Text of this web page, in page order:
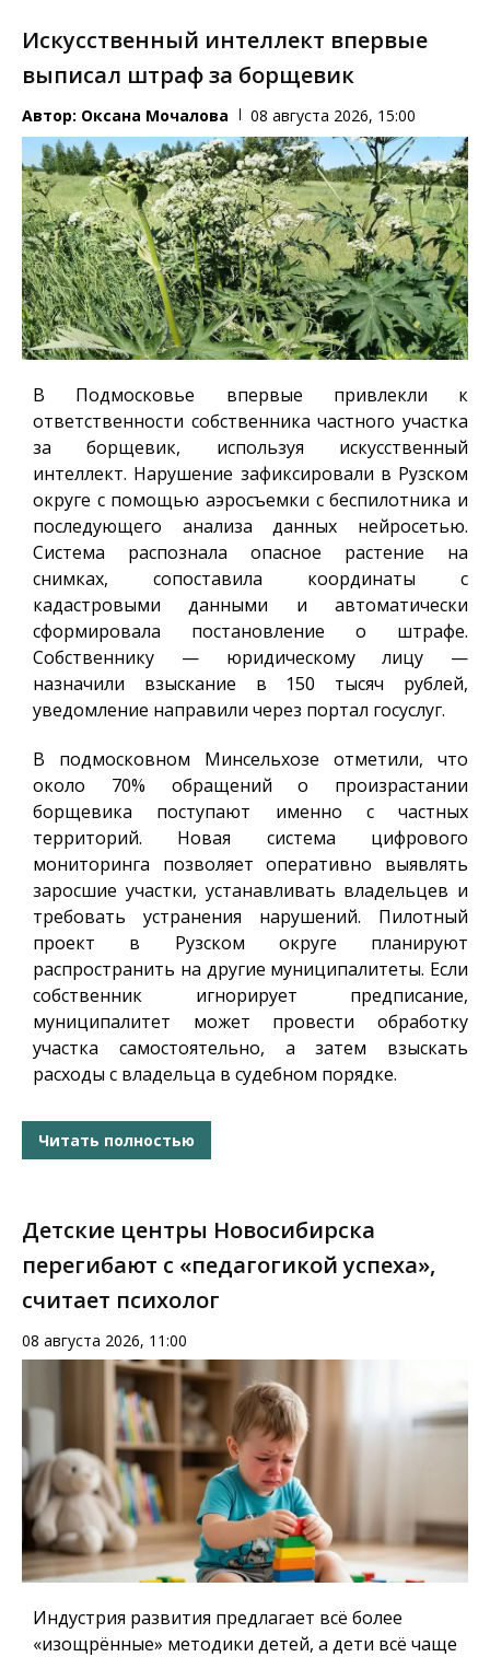
Искусственный интеллект впервые
выписал штраф за борщевик
Автор: Оксана Мочалова 08 августа 2026, 15:00
В Подмосковье впервые привлекли к
ответственности собственника частного участка
за борщевик, используя искусственный
интеллект. Нарушение зафиксировали в Рузском
округе с помощью аэросъемки с беспилотника и
последующего анализа данных нейросетью.
Система распознала опасное растение на
снимках, сопоставила координаты с
кадастровыми данными и автоматически
сформировала постановление о штрафе.
Собственнику — юридическому лицу —
назначили взыскание в 150 тысяч рублей,
уведомление направили через портал госуслуг.
В подмосковном Минсельхозе отметили, что
около 70% обращений о произрастании
борщевика поступают именно с частных
территорий. Новая система цифрового
мониторинга позволяет оперативно выявлять
заросшие участки, устанавливать владельцев и
требовать устранения нарушений. Пилотный
проект в Рузском округе планируют
распространить на другие муниципалитеты. Если
собственник игнорирует предписание,
муниципалитет может провести обработку
участка самостоятельно, а затем взыскать
расходы с владельца в судебном порядке.
Читать полностью
Детские центры Новосибирска
перегибают с «педагогикой успеха»,
считает психолог
08 августа 2026, 11:00
Индустрия развития предлагает всё более
«изощрённые» методики детей, а дети всё чаще